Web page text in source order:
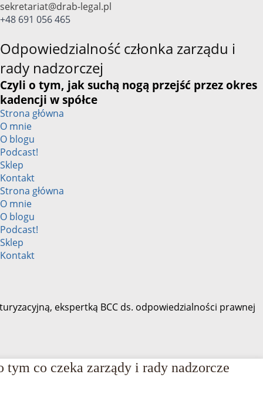
Przejdź
do
sekretariat@drab-legal.pl
+48 691 056 465
Odpowiedzialność członka zarządu i
rady nadzorczej
Czyli o tym, jak suchą nogą przejść przez okres
kadencji w spółce
Strona główna
O mnie
O blogu
Podcast!
Sklep
Kontakt
Strona główna
O mnie
O blogu
Podcast!
Sklep
Kontakt
ekspertką BCC ds. odpowiedzialności prawnej
co czeka zarządy i rady nadzorcze